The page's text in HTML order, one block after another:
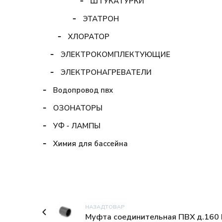
ЭТАТРОН
ХЛОРАТОР
ЭЛЕКТРОКОМПЛЕКТУЮЩИЕ
ЭЛЕКТРОНАГРЕВАТЕЛИ
Водопровод пвх
ОЗОНАТОРЫ
УФ - ЛАМПЫ
Химия для бассейна
НАЗАДТОВАР
Муфта соединительная ПВХ д.160